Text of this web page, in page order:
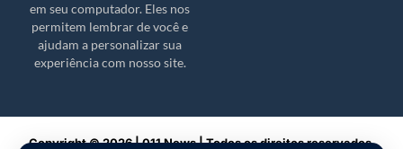
em seu computador. Eles nos
permitem lembrar de você e
ajudam a personalizar sua
experiência com nosso site.
Copyright © 2026 | 011 News | Todos os direitos reservados.